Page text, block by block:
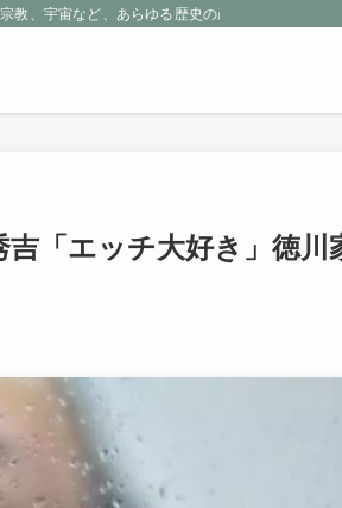
、宇宙など、あらゆる歴史の産物に包まれる
「エッチ大好き」徳川